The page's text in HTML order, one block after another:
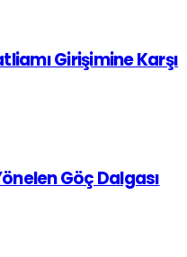
Girişimine Karşı
Göç Dalgası